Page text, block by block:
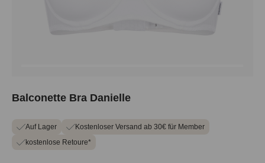
Balconette Bra Danielle
Auf Lager
Kostenloser Versand ab 30€ für Member
kostenlose Retoure*